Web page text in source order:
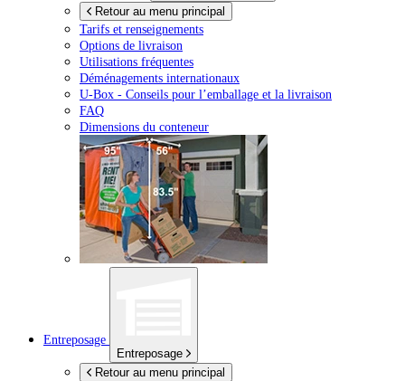
Retour au menu principal
Tarifs et renseignements
Options de livraison
Utilisations fréquentes
Déménagements internationaux
U-Box - Conseils pour l’emballage et la livraison
FAQ
Dimensions du conteneur
Entreposage
Entreposage
Retour au menu principal